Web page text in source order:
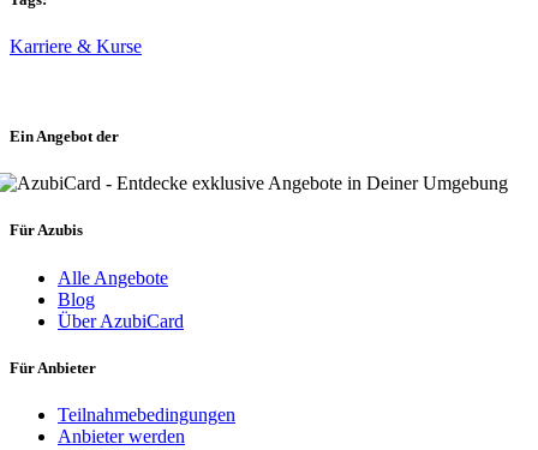
Karriere & Kurse
Ein Angebot der
Für Azubis
Alle Angebote
Blog
Über AzubiCard
Für Anbieter
Teilnahmebedingungen
Anbieter werden